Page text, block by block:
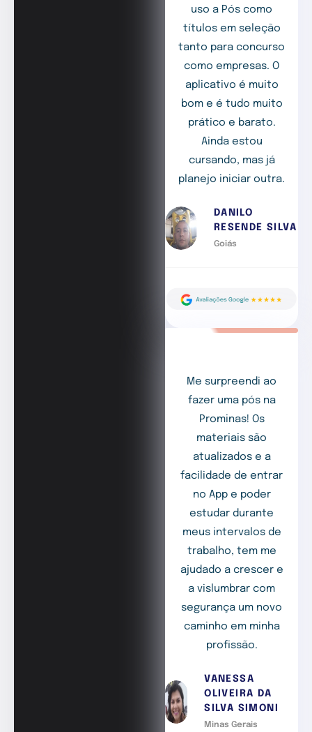
uso a Pós como
títulos em seleção
tanto para concurso
como empresas. O
aplicativo é muito
bom e é tudo muito
prático e barato.
Ainda estou
cursando, mas já
planejo iniciar outra.
DANILO
RESENDE SILVA
Goiás
Me surpreendi ao
fazer uma pós na
Prominas! Os
materiais são
atualizados e a
facilidade de entrar
no App e poder
estudar durante
meus intervalos de
trabalho, tem me
ajudado a crescer e
a vislumbrar com
segurança um novo
caminho em minha
profissão.
VANESSA
OLIVEIRA DA
SILVA SIMONI
Minas Gerais